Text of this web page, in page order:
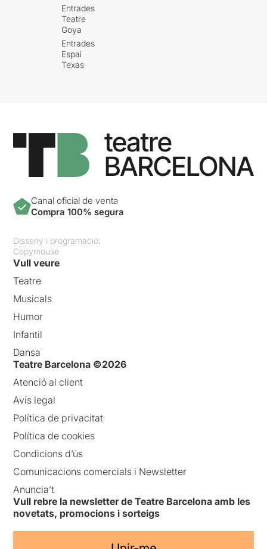
Entrades
Teatre
Goya
Entrades
Espai
Texas
Canal oficial de venta
Compra 100% segura
Disseny i programació:
Copymouse
Vull veure
Teatre
Musicals
Humor
Infantil
Dansa
Teatre Barcelona ©2026
Atenció al client
Avís legal
Política de privacitat
Política de cookies
Condicions d’ús
Comunicacions comercials i Newsletter
Anuncia’t
Vull rebre la newsletter de Teatre Barcelona amb les
novetats, promocions i sorteigs